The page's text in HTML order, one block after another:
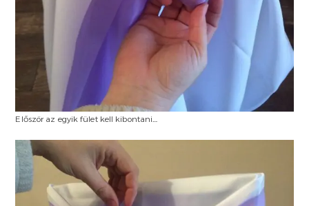
Először az egyik fület kell kibontani…